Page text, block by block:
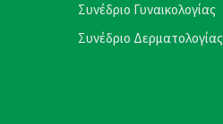
Συνέδριο Γυναικολογίας
Συνέδριο Δερματολογίας